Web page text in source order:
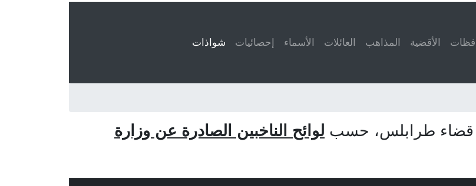
الأقضية المذاهب العائلات الأسماء إحصائيات شواذات
قضاء طرابلس، حسب لوائح الناخبين الصادرة عن وزارة